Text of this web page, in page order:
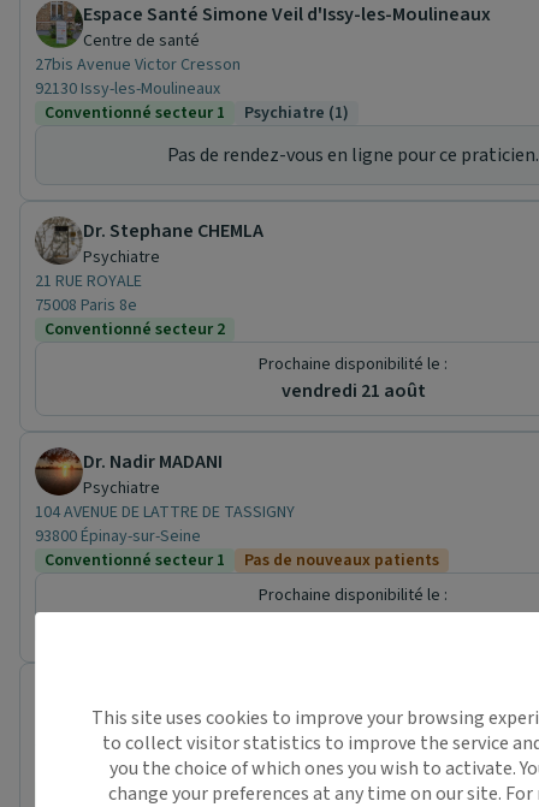
Espace Santé Simone Veil d'Issy-les-Moulineaux
Centre de santé
27bis Avenue Victor Cresson
92130 Issy-les-Moulineaux
Conventionné secteur 1
Psychiatre (1)
Pas de rendez-vous en ligne pour ce praticien.
Dr. Stephane CHEMLA
Psychiatre
21 RUE ROYALE
75008 Paris 8e
Conventionné secteur 2
Prochaine disponibilité le :
vendredi 21 août
Dr. Nadir MADANI
Psychiatre
104 AVENUE DE LATTRE DE TASSIGNY
93800 Épinay-sur-Seine
Conventionné secteur 1
Pas de nouveaux patients
Prochaine disponibilité le :
Centre de santé
44 Rue d'Amsterdam
75009 Paris
Conventionné secteur 1
Pas de nouveaux patients
This site uses cookies to improve your browsing
to collect visitor statistics to improve the service
you the choice of which ones you wish to activate.
change your preferences at any time on our site.